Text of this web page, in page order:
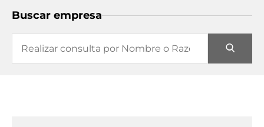
Buscar empresa